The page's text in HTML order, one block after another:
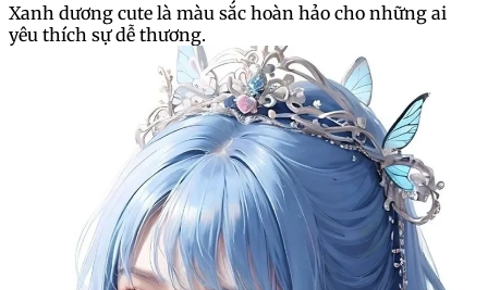
Xanh dương cute là màu sắc hoàn hảo cho những ai
yêu thích sự dễ thương.